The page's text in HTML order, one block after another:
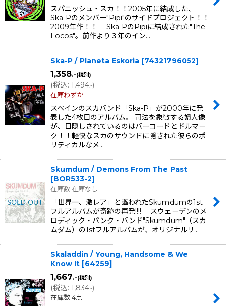
スパニッシュ・スカ！！2005年に結成した、
Ska-Pのメンバー"Pipi"のサイドプロジェクト！！
2009年作！！ Ska-PのPipiに結成された"The
Locos"。前作より３年のイン…
Ska-P / Planeta Eskoria [74321796052]
1,358.-(税別)
(税込: 1,494.-)
在庫わずか
スペインのスカバンド「Ska-P」が2000年に発
表した4枚目のアルバム。 司法を象徴する婦人像
が、目隠しされているのはバーコードとドルマー
ク！！軽快なスカのサウンドに隠された彼らのポ
リティカルなメ…
Skumdum / Demons From The Past
[BOR533-2]
在庫数 在庫なし
「世界一、激レア」と謳われたSkumdumの1st
フルアルバムが奇跡の再発!!!! スウェーデンのメ
ロディック・パンク・バンド"Skumdum"（スカ
ムダム）の1stフルアルバムが、オリジナルリ…
Skaladdin / Young, Handsome & We
Know It [64259]
1,667.-(税別)
(税込: 1,834.-)
在庫数 4点